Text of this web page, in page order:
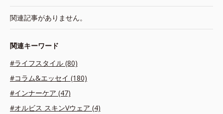
関連記事がありません。
関連キーワード
#ライフスタイル (80)
#コラム&エッセイ (180)
#インナーケア (47)
#オルビス スキンVウェア (4)